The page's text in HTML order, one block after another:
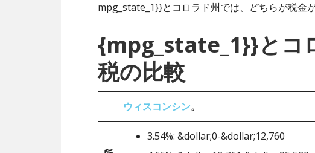
mpg_state_1}}とコロラド州では、どちらが税金
{mpg_state_1}}とコ
税の比較
ウィスコンシン。
3.54%: &dollar;0-&dollar;12,760